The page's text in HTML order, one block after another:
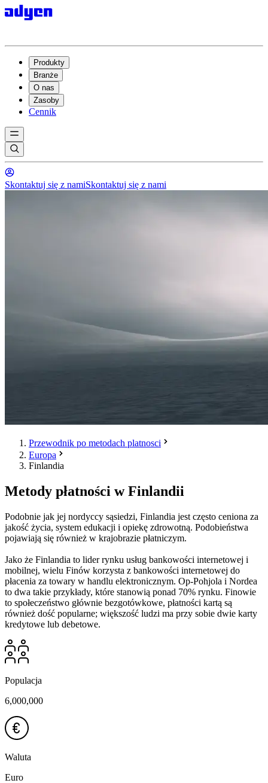
Produkty
Branże
O nas
Zasoby
Cennik
Skontaktuj się z namiSkontaktuj się z nami
Przewodnik po metodach platnosci
Europa
Finlandia
Metody płatności w Finlandii
Podobnie jak jej nordyccy sąsiedzi, Finlandia jest często ceniona za
jakość życia, system edukacji i opiekę zdrowotną. Podobieństwa
pojawiają się również w krajobrazie płatniczym.
Jako że Finlandia to lider rynku usług bankowości internetowej i
mobilnej, wielu Finów korzysta z bankowości internetowej do
płacenia za towary w handlu elektronicznym. Op-Pohjola i Nordea
to dwa takie przykłady, które stanowią ponad 70% rynku. Finowie
to społeczeństwo głównie bezgotówkowe, płatności kartą są
również dość popularne; większość ludzi ma przy sobie dwie karty
kredytowe lub debetowe.
Populacja
6,000,000
Waluta
Euro